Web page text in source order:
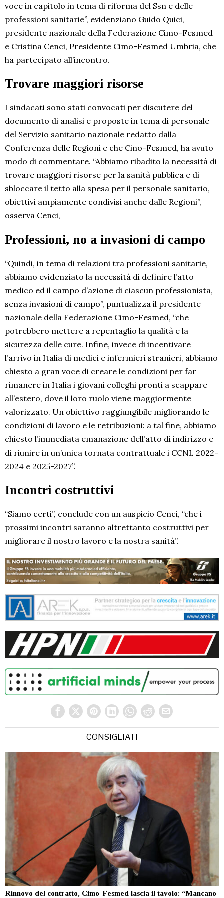
voce in capitolo in tema di riforma del Ssn e delle
professioni sanitarie”, evidenziano Guido Quici,
presidente nazionale della Federazione Cimo-Fesmed
e Cristina Cenci, Presidente Cimo-Fesmed Umbria, che
ha partecipato all’incontro.
Trovare maggiori risorse
I sindacati sono stati convocati per discutere del
documento di analisi e proposte in tema di personale
del Servizio sanitario nazionale redatto dalla
Conferenza delle Regioni e che Cino-Fesmed, ha avuto
modo di commentare. “Abbiamo ribadito la necessità di
trovare maggiori risorse per la sanità pubblica e di
sbloccare il tetto alla spesa per il personale sanitario,
obiettivi ampiamente condivisi anche dalle Regioni”,
osserva Cenci,
Professioni, no a invasioni di campo
“Quindi, in tema di relazioni tra professioni sanitarie,
abbiamo evidenziato la necessità di definire l’atto
medico ed il campo d’azione di ciascun professionista,
senza invasioni di campo”, puntualizza il presidente
nazionale della Federazione Cimo-Fesmed, “che
potrebbero mettere a repentaglio la qualità e la
sicurezza delle cure. Infine, invece di incentivare
l’arrivo in Italia di medici e infermieri stranieri, abbiamo
chiesto a gran voce di creare le condizioni per far
rimanere in Italia i giovani colleghi pronti a scappare
all’estero, dove il loro ruolo viene maggiormente
valorizzato. Un obiettivo raggiungibile migliorando le
condizioni di lavoro e le retribuzioni: a tal fine, abbiamo
chiesto l’immediata emanazione dell’atto di indirizzo e
di riunire in un’unica tornata contrattuale i CCNL 2022-
2024 e 2025-2027”.
Incontri costruttivi
“Siamo certi”, conclude con un auspicio Cenci, “che i
prossimi incontri saranno altrettanto costruttivi per
migliorare il nostro lavoro e la nostra sanità”.
CONSIGLIATI
Rinnovo del contratto, Cimo-Fesmed lascia il tavolo: “Mancano